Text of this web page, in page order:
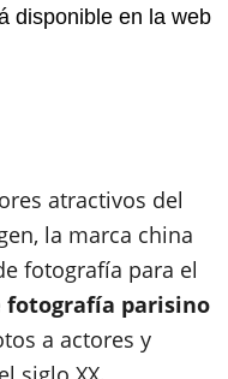
disponible en la web
atractivos del
la marca china
fotografía para el
fotografía parisino
a actores y